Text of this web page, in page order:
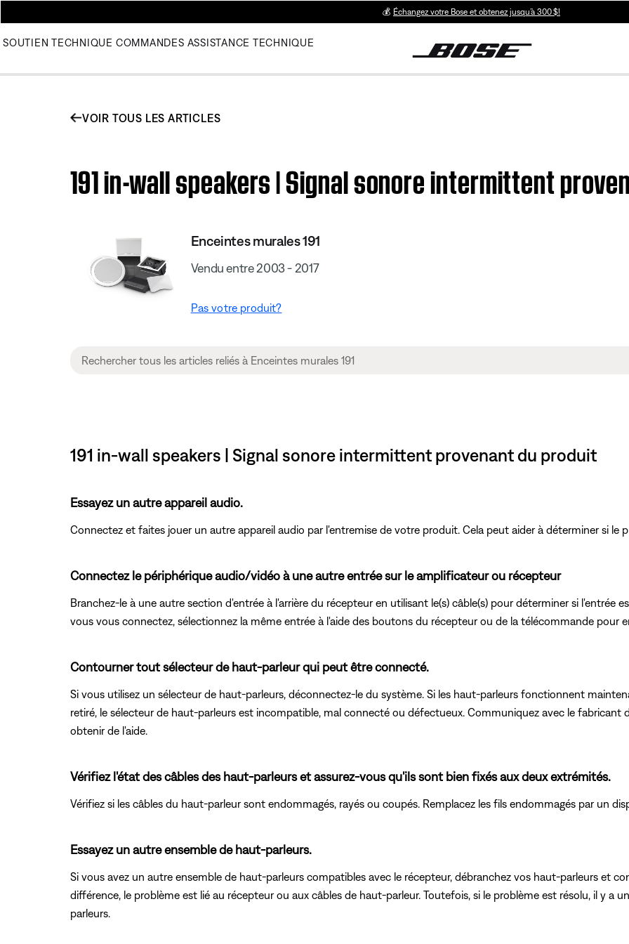
💰 Échangez votre Bose et obtenez jusqu’à 300 $!
SOUTIEN TECHNIQUE COMMANDES ASSISTANCE TECHNIQUE
VOIR TOUS LES ARTICLES
191 in-wall speakers | Signal sonore intermittent
Enceintes murales 191
Vendu entre 2003 - 2017
Pas votre produit?
191 in-wall speakers | Signal sonore intermittent provenant du produit
Essayez un autre appareil audio.
Connectez et faites jouer un autre appareil audio par l'entremise de votre produit. Cela peut aider à déterminer si le
Connectez le périphérique audio/vidéo à une autre entrée sur le amplificateur ou récepteur
Branchez-le à une autre section d'entrée à l'arrière du récepteur en utilisant le(s) câble(s) pour déterminer si l'entrée
vous vous connectez, sélectionnez la même entrée à l'aide des boutons du récepteur ou de la télécommande pour
Contourner tout sélecteur de haut-parleur qui peut être connecté.
Si vous utilisez un sélecteur de haut-parleurs, déconnectez-le du système. Si les haut-parleurs fonctionnent
retiré, le sélecteur de haut-parleurs est incompatible, mal connecté ou défectueux. Communiquez avec le fabricant
obtenir de l'aide.
Vérifiez l'état des câbles des haut-parleurs et assurez-vous qu'ils sont bien fixés aux deux extrémités.
Vérifiez si les câbles du haut-parleur sont endommagés, rayés ou coupés. Remplacez les fils endommagés par un
Essayez un autre ensemble de haut-parleurs.
Si vous avez un autre ensemble de haut-parleurs compatibles avec le récepteur, débranchez vos haut-parleurs et
différence, le problème est lié au récepteur ou aux câbles de haut-parleur. Toutefois, si le problème est résolu, il y a
parleurs.